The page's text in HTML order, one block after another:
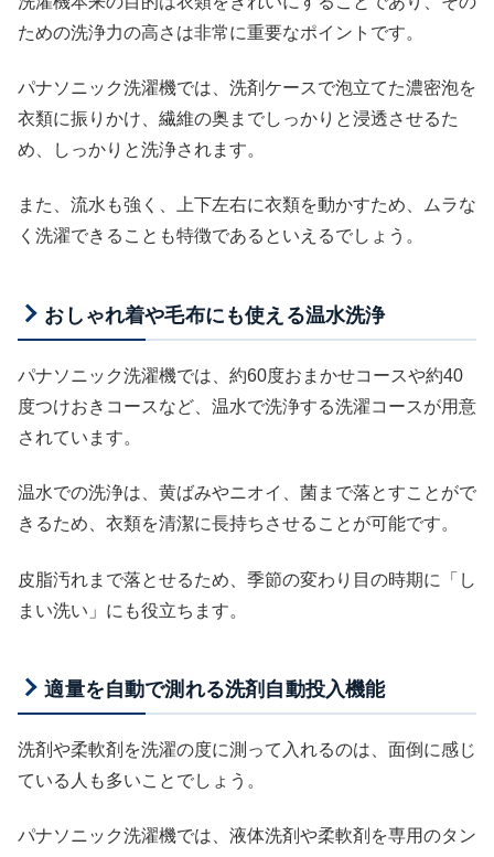
ための洗浄力の高さは非常に重要なポイントです。
パナソニック洗濯機では、洗剤ケースで泡立てた濃密泡を
衣類に振りかけ、繊維の奥までしっかりと浸透させるた
め、しっかりと洗浄されます。
また、流水も強く、上下左右に衣類を動かすため、ムラな
く洗濯できることも特徴であるといえるでしょう。
おしゃれ着や毛布にも使える温水洗浄
パナソニック洗濯機では、約60度おまかせコースや約40
度つけおきコースなど、温水で洗浄する洗濯コースが用意
されています。
温水での洗浄は、黄ばみやニオイ、菌まで落とすことがで
きるため、衣類を清潔に長持ちさせることが可能です。
皮脂汚れまで落とせるため、季節の変わり目の時期に「し
まい洗い」にも役立ちます。
適量を自動で測れる洗剤自動投入機能
洗剤や柔軟剤を洗濯の度に測って入れるのは、面倒に感じ
ている人も多いことでしょう。
パナソニック洗濯機では、液体洗剤や柔軟剤を専用のタン